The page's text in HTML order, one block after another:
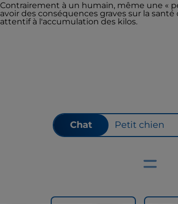
Contrairement à un humain, même une «
avoir des conséquences graves sur la
attentif à l'accumulation des kilos.
Chat Petit chien